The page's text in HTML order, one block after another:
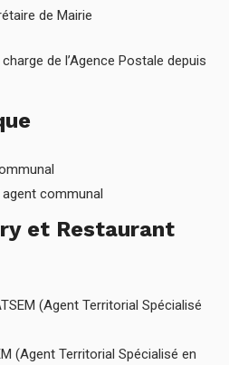
de Mairie
de l’Agence Postale depuis
agent communal
et Restaurant
(Agent Territorial Spécialisé
(Agent Territorial Spécialisé en